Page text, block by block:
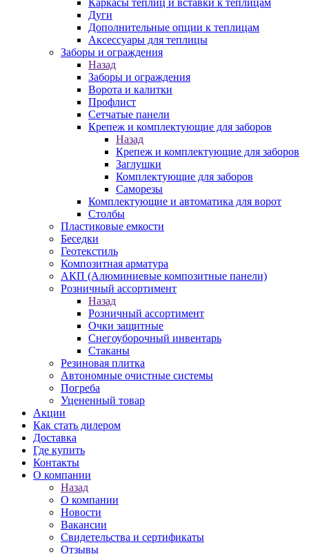
Каркасы теплиц и вставки к теплицам
Дуги
Дополнительные опции к теплицам
Аксессуары для теплицы
Заборы и ограждения
Назад
Заборы и ограждения
Ворота и калитки
Профлист
Сетчатые панели
Крепеж и комплектующие для заборов
Назад
Крепеж и комплектующие для заборов
Заглушки
Комплектующие для заборов
Саморезы
Комплектующие и автоматика для ворот
Столбы
Пластиковые емкости
Беседки
Геотекстиль
Композитная арматура
АКП (Алюминиевые композитные панели)
Розничный ассортимент
Назад
Розничный ассортимент
Очки защитные
Снегоуборочный инвентарь
Стаканы
Резиновая плитка
Автономные очистные системы
Погреба
Уцененный товар
Акции
Как стать дилером
Доставка
Где купить
Контакты
О компании
Назад
О компании
Новости
Вакансии
Свидетельства и сертификаты
Отзывы